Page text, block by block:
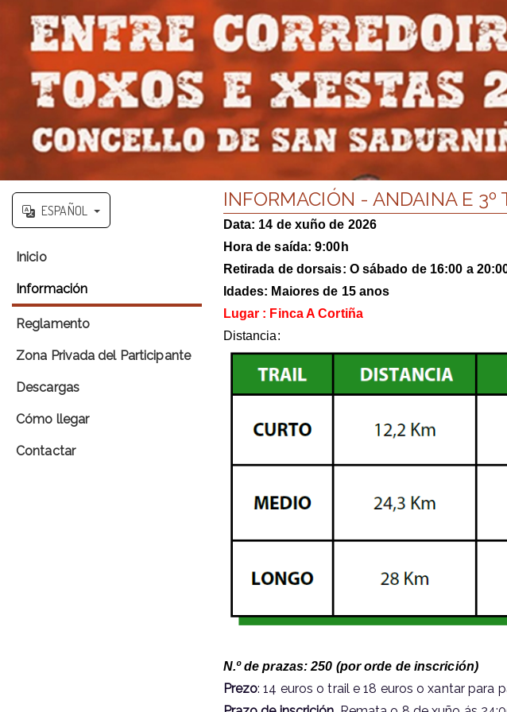
ESPAÑOL
Inicio
Información
Reglamento
Zona Privada del Participante
Descargas
Cómo llegar
Contactar
INFORMACIÓN - ANDAINA E
Data: 14 de xuño de 2026
Hora de saída: 9:00h
Retirada de dorsais: O sábado de 16:00 a
Idades: Maiores de 15 anos
Lugar : Finca A Cortiña
Distancia:
N.º de prazas: 250 (por orde de inscrición)
Prezo: 14 euros o trail e 18 euros o xantar para